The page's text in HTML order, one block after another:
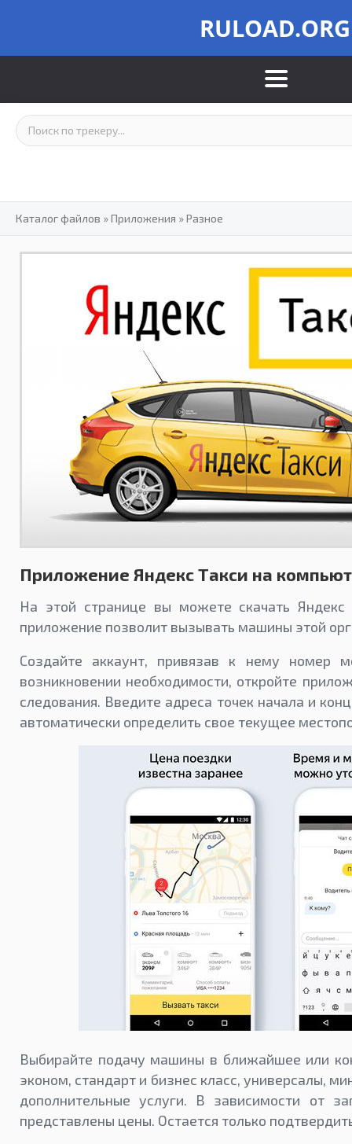
RULOAD.ORG
Каталог файлов »Приложения »Разное
Приложение Яндекс Такси на
На этой странице вы можете скачать
приложение позволит вызывать машины этой
Создайте аккаунт, привязав к нему номер
возникновении необходимости, откройте
следования. Введите адреса точек начала и
автоматически определить свое текущее
Выбирайте подачу машины в ближайшее или
эконом, стандарт и бизнес класс, универсалы,
дополнительные услуги. В зависимости от
представлены цены. Остается только